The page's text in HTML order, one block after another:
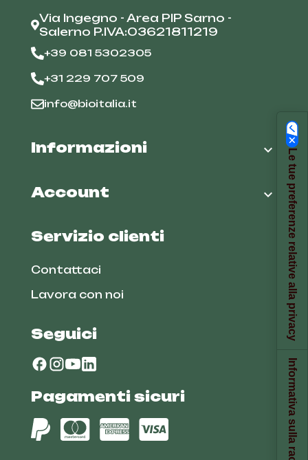
Via Ingegno - Area PIP Sarno -
Salerno P.IVA:03621811219
+39 081 5302305
+31 229 707 509
info@bioitalia.it
Informazioni 
Account 
Servizio clienti
Contattaci
Lavora con noi
Seguici
Pagamenti sicuri
Le tue preferenze relative alla privacy
Informativa sulla raccolta